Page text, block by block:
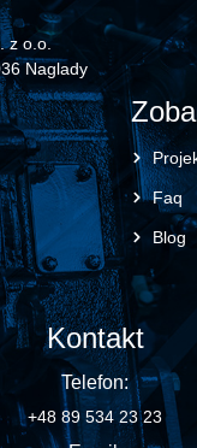
z o.o.
Naglady
Faq
Blog
Kontakt
Telefon:
+48 89 534 23 23